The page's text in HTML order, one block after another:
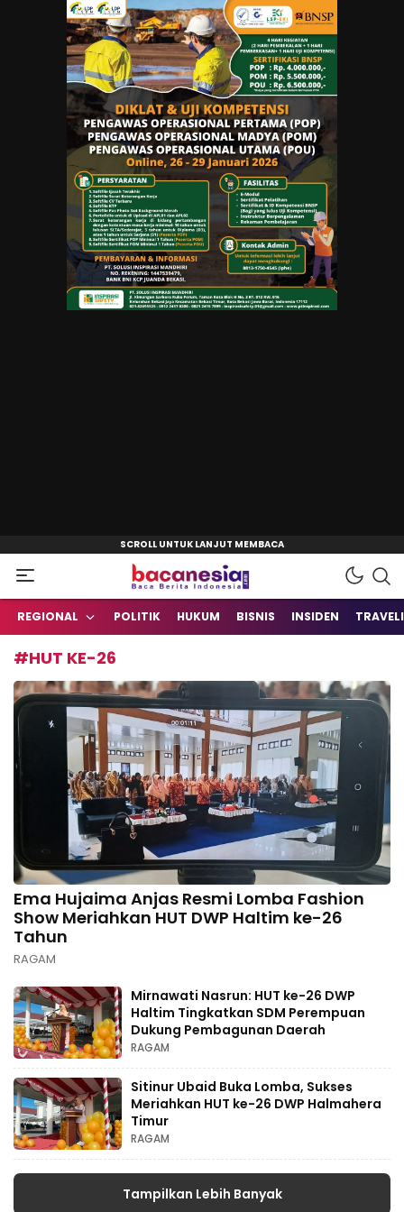
Bacanesia.com
Baca Berita Indonesia
REGIONAL POLITIK HUKUM BISNIS INSIDEN
#HUT KE-26
Ema Hujaima Anjas Resmi Lomba Fashion
Show Meriahkan HUT DWP Haltim ke-26
Tahun
RAGAM
Mirnawati Nasrun: HUT ke-26 DWP
Haltim Tingkatkan SDM Perempuan
Dukung Pembagunan Daerah
RAGAM
Sitinur Ubaid Buka Lomba, Sukses
Meriahkan HUT ke-26 DWP Halmahera
Timur
RAGAM
Tampilkan Lebih Banyak